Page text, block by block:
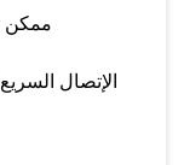
ممكن
الإتصال